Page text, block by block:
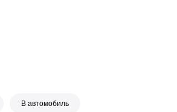
В автомобиль